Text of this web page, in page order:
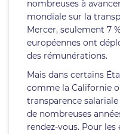
nombreuses à
mondiale sur la
Mercer, seulement 7
européennes ont
des rémunérations.
Mais dans certains
comme la Californie
transparence
de nombreuses
rendez-vous. Pour les